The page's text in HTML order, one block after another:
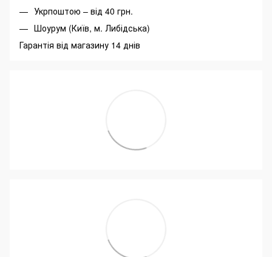
Укрпоштою – від 40 грн.
Шоурум (Київ, м. Либідська)
Гарантія від магазину 14 днів